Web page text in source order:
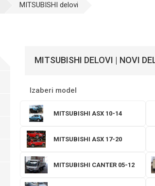
MITSUBISHI delovi
MITSUBISHI DELOVI | NOVI
Izaberi model
MITSUBISHI ASX 10-14
MITSUBISHI ASX 17-20
MITSUBISHI CANTER 05-12